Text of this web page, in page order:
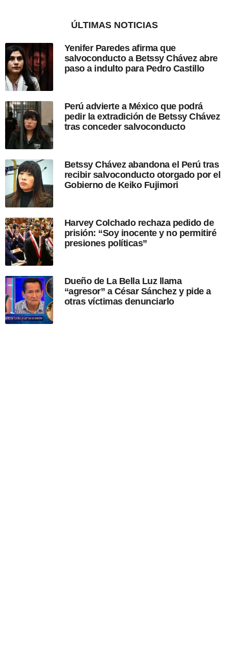
d
s
d
e
u
b
l
c
i
ó
ÚLTIMAS NOTICIAS
Yenifer Paredes afirma que
salvoconducto a Betssy Chávez abre
paso a indulto para Pedro Castillo
Perú advierte a México que podrá
pedir la extradición de Betssy Chávez
tras conceder salvoconducto
Betssy Chávez abandona el Perú tras
recibir salvoconducto otorgado por el
Gobierno de Keiko Fujimori
Harvey Colchado rechaza pedido de
prisión: “Soy inocente y no permitiré
presiones políticas”
Dueño de La Bella Luz llama
“agresor” a César Sánchez y pide a
otras víctimas denunciarlo